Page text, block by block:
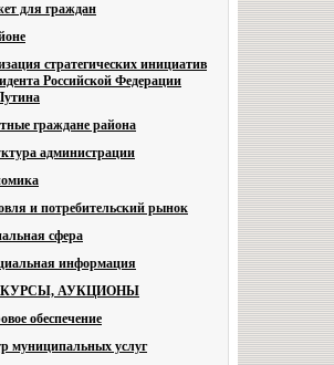
для граждан
стратегических инициатив
Российской Федерации
граждане района
администрации
и потребительский рынок
сфера
информация
АУКЦИОНЫ
обеспечение
муниципальных услуг